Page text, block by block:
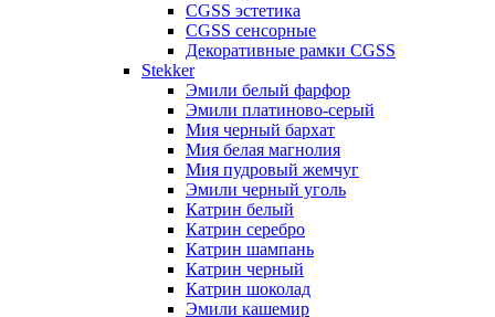
CGSS эстетика
CGSS сенсорные
Декоративные рамки CGSS
Stekker
Эмили белый фарфор
Эмили платиново-серый
Мия черный бархат
Мия белая магнолия
Мия пудровый жемчуг
Эмили черный уголь
Катрин белый
Катрин серебро
Катрин шампань
Катрин черный
Катрин шоколад
Эмили кашемир